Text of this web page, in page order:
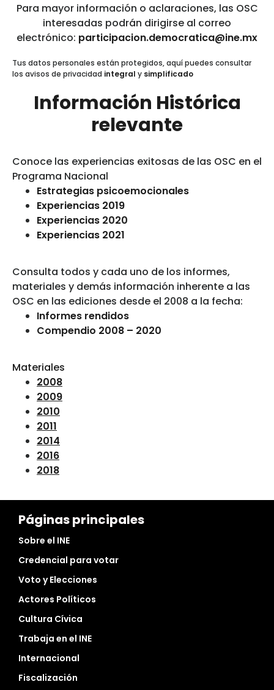
Para mayor información o aclaraciones, las OSC
interesadas podrán dirigirse al correo
electrónico: participacion.democratica@ine.mx
Tus datos personales están protegidos, aquí puedes consultar
los avisos de privacidad integral y simplificado
Información Histórica
relevante
Conoce las experiencias exitosas de las OSC en el
Programa Nacional
Estrategias psicoemocionales
Experiencias 2019
Experiencias 2020
Experiencias 2021
Consulta todos y cada uno de los informes,
materiales y demás información inherente a las
OSC en las ediciones desde el 2008 a la fecha:
Informes rendidos
Compendio 2008 – 2020
Materiales
2008
2009
2010
2011
2014
2016
2018
Páginas principales
Sobre el INE
Credencial para votar
Voto y Elecciones
Actores Políticos
Cultura Cívica
Trabaja en el INE
Internacional
Fiscalización